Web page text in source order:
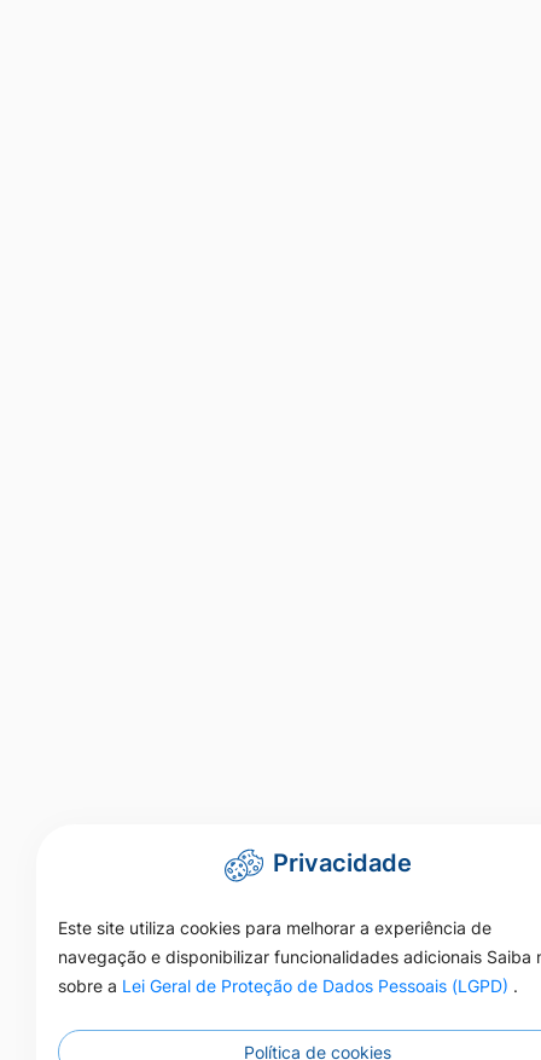
Privacidade
Este site utiliza cookies para melhorar a experiência de
navegação e disponibilizar funcionalidades adicionais Saiba
sobre a Lei Geral de Proteção de Dados Pessoais (LGPD) .
Política de cookies